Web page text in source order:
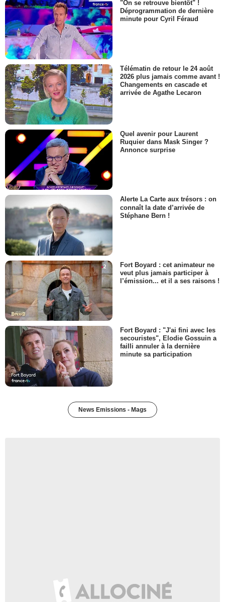
"On se retrouve bientôt" !
Déprogrammation de dernière
minute pour Cyril Féraud
Télématin de retour le 24 août
2026 plus jamais comme avant !
Changements en cascade et
arrivée de Agathe Lecaron
Quel avenir pour Laurent
Ruquier dans Mask Singer ?
Annonce surprise
Alerte La Carte aux trésors : on
connaît la date d’arrivée de
Stéphane Bern !
Fort Boyard : cet animateur ne
veut plus jamais participer à
l’émission... et il a ses raisons !
Fort Boyard : "J'ai fini avec les
secouristes", Elodie Gossuin a
failli annuler à la dernière
minute sa participation
News Emissions - Mags